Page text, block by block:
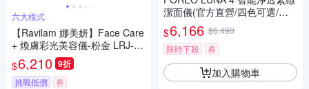
六大模式
【Ravilam 娜美妍】Face Care
+ 煥膚彩光美容儀-粉金 LRJ-R
01 (六大模式｜日本製造｜原廠
授權)
$6,210 9折
挑戰低價 券
潔面儀(官方直營/四色可選/洗
臉機)
$6,166 $6,490
限時下殺
券
加入購物車